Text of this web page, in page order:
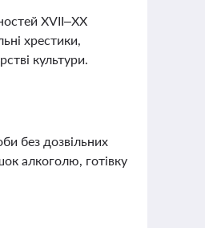
XVII–XX
хрестики,
культури.
без дозвільних
алкоголю, готівку